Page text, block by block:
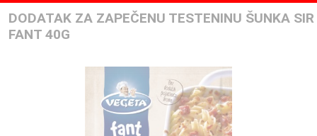
DODATAK ZA ZAPEČENU TESTENINU ŠUNKA SIR
FANT 40G